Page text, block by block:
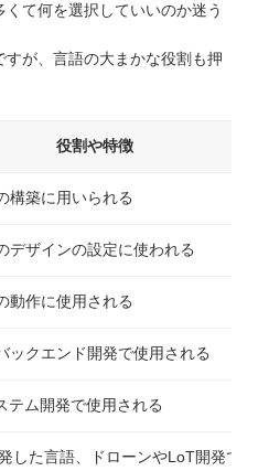
て何を選択していいのか迷う
すが、言語の大まかな役割も押
役割や特徴
構築に用いられる
デザインの設定に使われる
動作に使用される
ックエンド開発で使用される
テム開発で使用される
した言語、ドローンやLoT開発で